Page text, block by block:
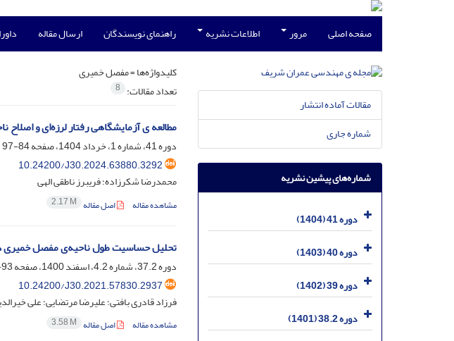
صفحه اصلی مرور اطلاعات نشریه راهنمای نویسندگان ارسال مقاله
کلیدواژه‌ها =مفصل خمیری
تعداد مقالات: 8
مطالعه ی آزمایشگاهی رفتار لرزه‌ای و
دوره 41، شماره 1، خرداد 1404، صفحه
84-97
10.24200/J30.2024.63880.3292
محمدرضا شکرزاده؛ فریبرز ناطقی الهی
مشاهده مقاله اصل مقاله 2.17 M
تحلیل حساسیت طول ناحیه‌ی مفصل خمیری
دوره 37.2، شماره 4.2، اسفند 1400، صفحه
93-104
10.24200/J30.2021.57830.2937
فرزاد قادری بافتی؛ علیرضا مرتضایی؛ علی
مشاهده مقاله اصل مقاله 3.58 M
مقالات آماده انتشار
شماره جاری
شماره‌های پیشین نشریه
دوره 41 (1404)
دوره 40 (1403)
دوره 39 (1402)
دوره 38.2 (1401)